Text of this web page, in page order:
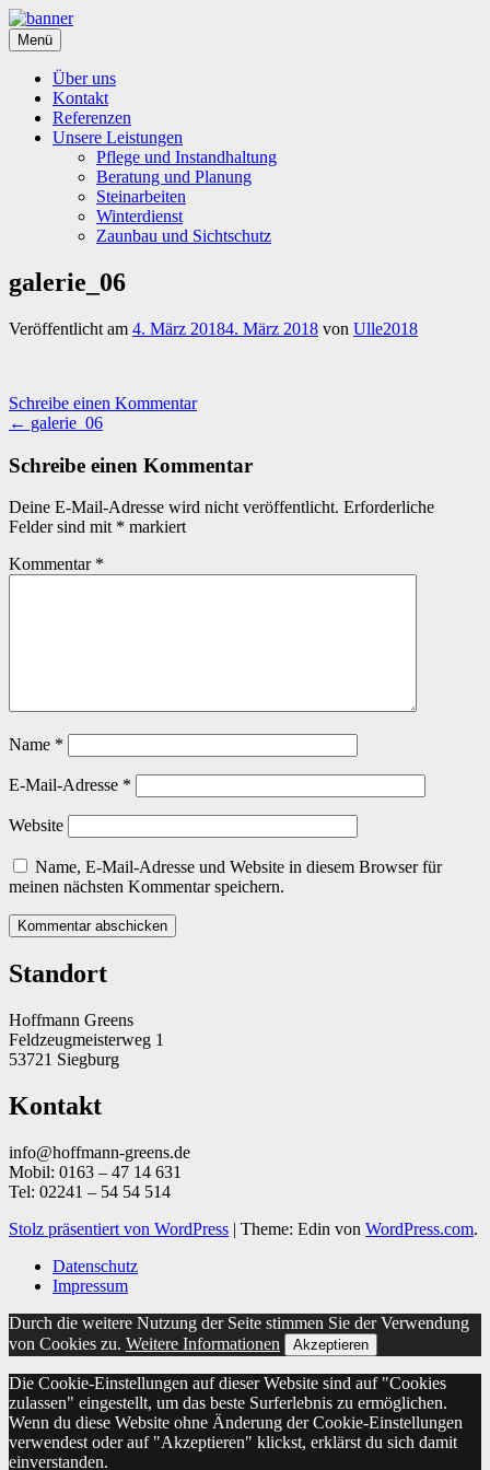
Springe
zum
Inhalt
Menü
Über uns
Kontakt
Referenzen
Unsere Leistungen
Pflege und Instandhaltung
Beratung und Planung
Steinarbeiten
Winterdienst
Zaunbau und Sichtschutz
galerie_06
Veröffentlicht am 4. März 20184. März 2018 von Ulle2018
Schreibe einen Kommentar
Beitrags-
Navigation
← galerie_06
Schreibe einen Kommentar
Deine E-Mail-Adresse wird nicht veröffentlicht. Erforderliche
Felder sind mit * markiert
Kommentar *
Name *
E-Mail-Adresse *
Website
Name, E-Mail-Adresse und Website in diesem Browser für
meinen nächsten Kommentar speichern.
Standort
Hoffmann Greens
Feldzeugmeisterweg 1
53721 Siegburg
Kontakt
info@hoffmann-greens.de
Mobil: 0163 – 47 14 631
Tel: 02241 – 54 54 514
Stolz präsentiert von WordPress | Theme: Edin von WordPress.com.
Datenschutz
Impressum
Durch die weitere Nutzung der Seite stimmen Sie der Verwendung
von Cookies zu. Weitere Informationen Akzeptieren
Die Cookie-Einstellungen auf dieser Website sind auf "Cookies
zulassen" eingestellt, um das beste Surferlebnis zu ermöglichen.
Wenn du diese Website ohne Änderung der Cookie-Einstellungen
verwendest oder auf "Akzeptieren" klickst, erklärst du sich damit
einverstanden.